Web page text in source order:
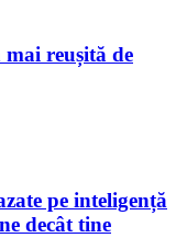
reușită de
pe inteligență
decât tine